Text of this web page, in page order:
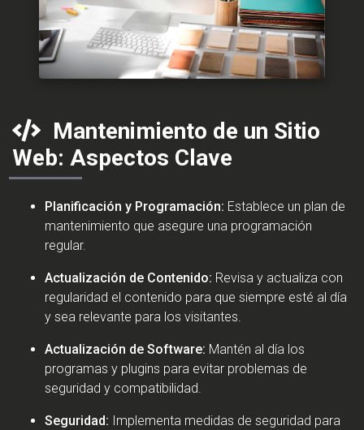
Mantenimiento de un Sitio
Web: Aspectos Clave
Planificación y Programación: Establece un plan de
mantenimiento que asegure una programación
regular.
Actualización de Contenido: Revisa y actualiza con
regularidad el contenido para que siempre esté al día
y sea relevante para los visitantes.
Actualización de Software: Mantén al día los
programas y plugins para evitar problemas de
seguridad y compatibilidad.
Seguridad: Implementa medidas de seguridad para